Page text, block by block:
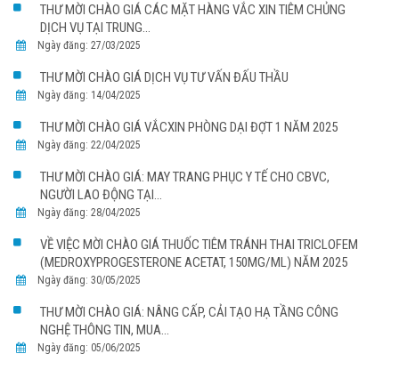
THƯ MỜI CHÀO GIÁ CÁC MẶT HÀNG VẮC XIN TIÊM CHỦNG
DỊCH VỤ TẠI TRUNG...
Ngày đăng: 27/03/2025
THƯ MỜI CHÀO GIÁ DỊCH VỤ TƯ VẤN ĐẤU THẦU
Ngày đăng: 14/04/2025
THƯ MỜI CHÀO GIÁ VẮCXIN PHÒNG DẠI ĐỢT 1 NĂM 2025
Ngày đăng: 22/04/2025
THƯ MỜI CHÀO GIÁ: MAY TRANG PHỤC Y TẾ CHO CBVC,
NGƯỜI LAO ĐỘNG TẠI...
Ngày đăng: 28/04/2025
VỀ VIỆC MỜI CHÀO GIÁ THUỐC TIÊM TRÁNH THAI TRICLOFEM
(MEDROXYPROGESTERONE ACETAT, 150MG/ML) NĂM 2025
Ngày đăng: 30/05/2025
THƯ MỜI CHÀO GIÁ: NÂNG CẤP, CẢI TẠO HẠ TẦNG CÔNG
NGHỆ THÔNG TIN, MUA...
Ngày đăng: 05/06/2025